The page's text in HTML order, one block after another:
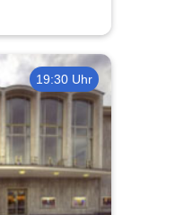
19:30 Uhr